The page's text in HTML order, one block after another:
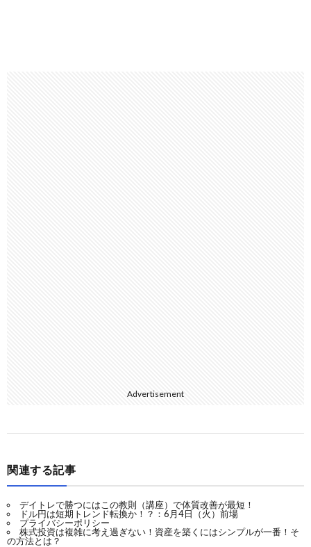
Advertisement
関連する記事
デイトレで勝つにはこの教則（講座）で体質改善が最短！
ドル円は短期トレンド転換か！？：6月4日（火）前場
プライバシーポリシー
株式投資は複雑に考え過ぎない！資産を築くにはシンプルが一番！そ
の方法とは？